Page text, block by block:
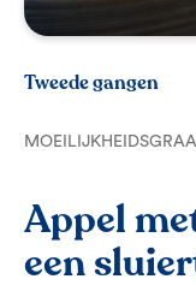
Tweede gangen
Appel
een